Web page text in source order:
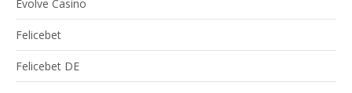
Evolve Casino
Felicebet
Felicebet DE